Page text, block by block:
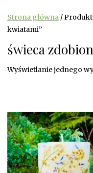
Strona główna /
kwiatami”
świeca
Wyświetlanie jednego